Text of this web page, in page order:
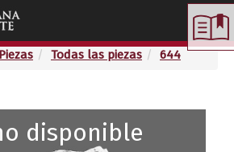
Todas las piezas 644
disponible